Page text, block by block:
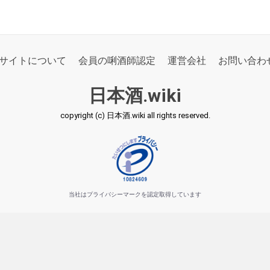
イトについて 会員の唎酒師認定 運営会社 お問い合わ
日本酒.wiki
copyright (c) 日本酒.wiki all rights reserved.
当社はプライバシーマークを認定取得しています